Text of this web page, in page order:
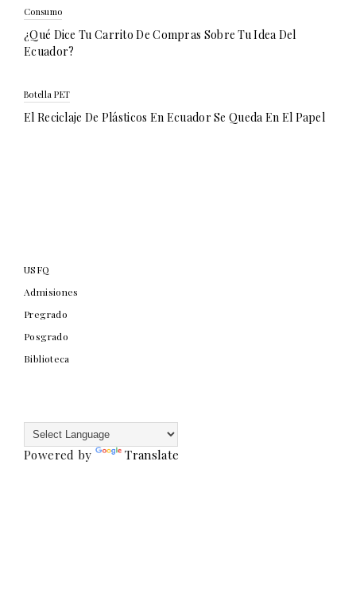
Consumo
¿Qué Dice Tu Carrito De Compras Sobre Tu Idea Del
Ecuador?
Botella PET
El Reciclaje De Plásticos En Ecuador Se Queda En El Papel
USFQ
Admisiones
Pregrado
Posgrado
Biblioteca
Powered by Translate